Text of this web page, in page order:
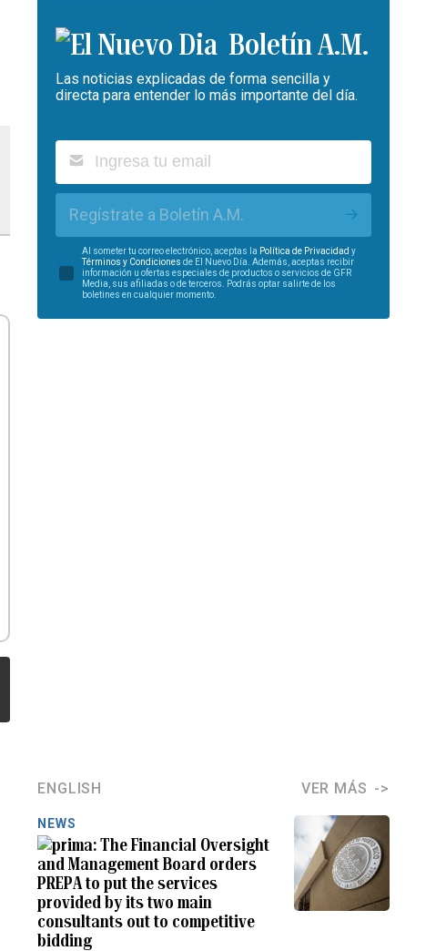
Boletín A.M.
Las noticias explicadas de forma sencilla y
directa para entender lo más importante del día.
Regístrate a Boletín A.M.
Al someter tu correo electrónico, aceptas la Política de Privacidad y
Términos y Condiciones de El Nuevo Día. Además, aceptas recibir
información u ofertas especiales de productos o servicios de GFR
Media, sus afiliadas o de terceros. Podrás optar salirte de los
boletines en cualquier momento.
ENGLISH VER MÁS
NEWS
The Financial Oversight
and Management Board orders
PREPA to put the services
provided by its two main
consultants out to competitive
bidding